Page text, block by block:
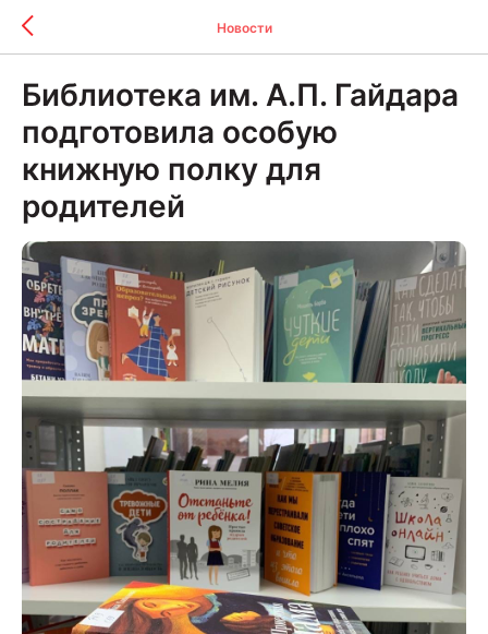
Новости
Библиотека им. А.П. Гайдара
подготовила особую
книжную полку для
родителей